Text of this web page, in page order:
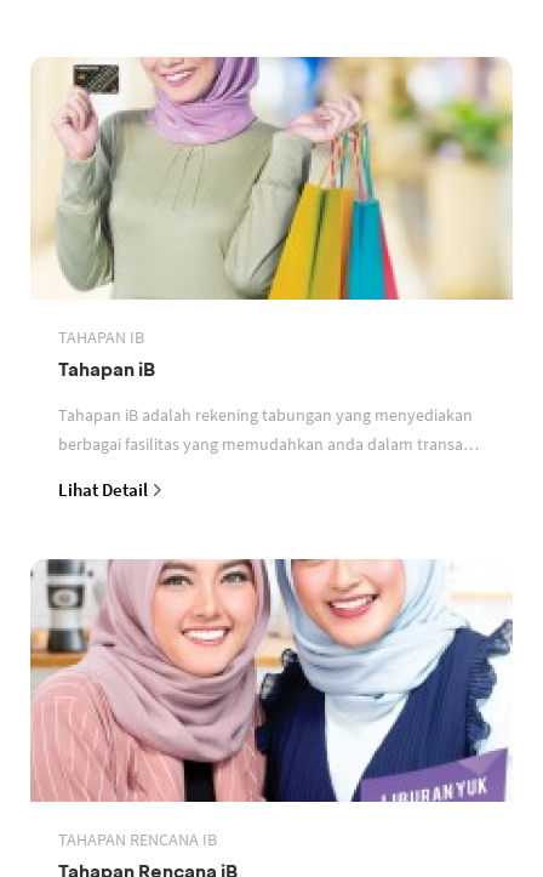
TAHAPAN IB
Tahapan iB
Tahapan iB adalah rekening tabungan yang menyediakan
berbagai fasilitas yang memudahkan anda dalam transaksi
Lihat Detail
TAHAPAN RENCANA IB
Tahapan Rencana iB